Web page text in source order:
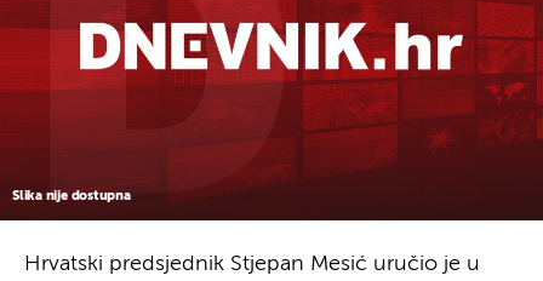
Slika nije dostupna
Hrvatski predsjednik Stjepan Mesić uručio je u